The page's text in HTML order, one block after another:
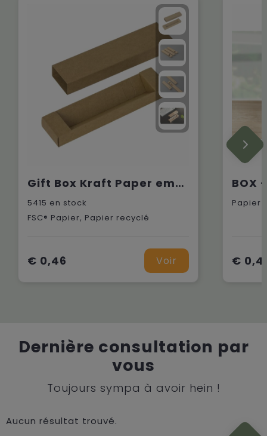
Gift Box Kraft Paper emballage cadeau
5415 en stock
FSC® Papier, Papier recyclé
€ 0,46 Voir
Papier
€
Dernière consultation par
vous
Toujours sympa à avoir hein !
Aucun résultat trouvé.